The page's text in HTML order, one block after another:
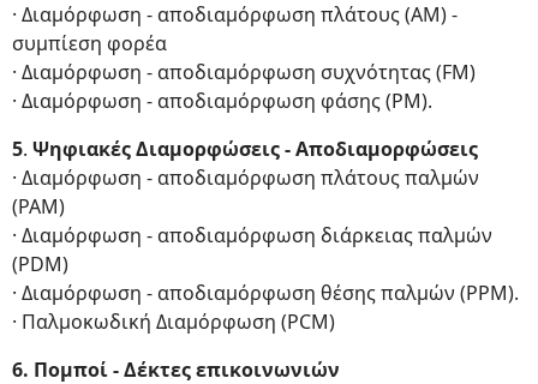
· Διαμόρφωση - αποδιαμόρφωση πλάτους (AM) -
συμπίεση φορέα
· Διαμόρφωση - αποδιαμόρφωση συχνότητας (FM)
· Διαμόρφωση - αποδιαμόρφωση φάσης (PM).
5. Ψηφιακές Διαμορφώσεις- Αποδιαμορφώσεις
· Διαμόρφωση - αποδιαμόρφωση πλάτους παλμών
(PAM)
· Διαμόρφωση - αποδιαμόρφωση διάρκειας παλμών
(PDM)
· Διαμόρφωση - αποδιαμόρφωση θέσης παλμών (PPM).
· Παλμοκωδική Διαμόρφωση (PCM)
6. Πομποί - Δέκτες επικοινωνιών